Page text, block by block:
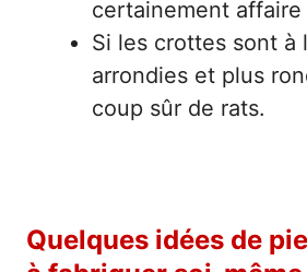
certainement affaire
Si les crottes sont à
arrondies et plus
coup sûr de rats.
Quelques idées de